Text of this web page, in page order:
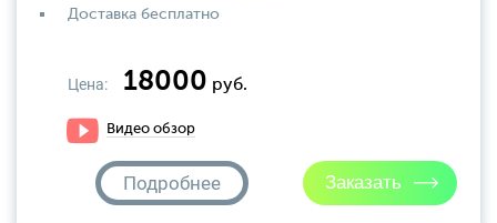
Доставка бесплатно
Цена: 18000 руб.
Видео обзор
Подробнее